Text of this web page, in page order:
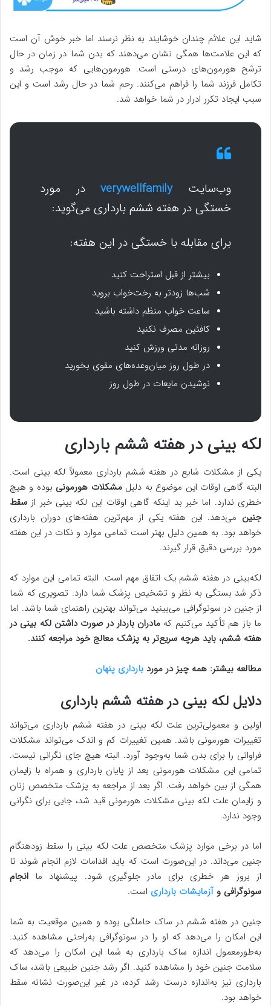
شاید این علائم چندان خوشایند به نظر نرسند اما خبر خوش آن است
که این علامت‌ها همگی نشان می‌دهند که بدن شما در زمان در حال
ترشح هورمون‌های درستی است. هورمون‌هایی که موجب رشد و
تکامل فرزند شما را فراهم می‌کنند. رحم شما در حال رشد است و این
سبب ایجاد تکرر ادرار در شما خواهد شد.
وب‌سایتverywellfamily
در مورد
خستگی در هفته ششم بارداری می‌گوید:
برای مقابله با خستگی در این هفته:
بیشتر از قبل استراحت کنید
شب‌ها زودتر به رخت‌خواب بروید
ساعت خواب منظم داشته باشید
کافئین مصرف نکنید
روزانه مدتی ورزش کنید
در طول روز میان‌‌وعده‌های مقوی بخورید
نوشیدن مایعات در طول روز
لکه بینی در هفته ششم بارداری
یکی از مشکلات شایع در هفته ششم بارداری معمولاً لکه بینی است.
البته گاهی اوقات این موضوع به دلیلمشکلات هورمونی بوده و هیچ
خطری ندارد. اما خبر بد اینکه گاهی اوقات این لکه بینی خبر از سقط
جنین می‌دهد. این هفته یکی از مهم‌ترین هفته‌های دوران بارداری
خواهد بود. به همین دلیل بهتر است تمامی موارد و نکات در این هفته
مورد بررسی دقیق قرار گیرند.
لکه‌بینی در هفته ششم یک اتفاق مهم است. البته تمامی این موارد که
ذکر شد بستگی به نظر و تشخیص پزشک شما دارد. تصویری که شما
از جنین در سونوگرافی می‌بینید می‌تواند بهترین راهنمای شما باشد. اما
ما باز هم تأکید می‌کنیم که مادران باردار در صورت داشتن لکه بینی در
هفته ششم، باید هرچه سریع‌تر به پزشک معالج خود مراجعه کنند.
مطالعه بیشتر: همه چیز در مورد بارداری پنهان
دلایل لکه بینی در هفته ششم بارداری
اولین و معمولی‌ترین علت لکه بینی در هفته ششم بارداری می‌تواند
تغییرات هورمونی باشد. همین تغییرات کم و اندک می‌تواند مشکلات
فراوانی را برای بدن شما به‌وجود آورد. البته هیچ جای نگرانی نیست.
تمامی این مشکلات هورمونی بعد از پایان بارداری و همراه با زایمان
همگی از بین خواهد رفت. اگر بعد از مراجعه به پزشک متخصص زنان
و زایمان علت لکه بینی مشکلات هورمونی قید شد، جایی برای نگرانی
وجود ندارد.
اما در برخی موارد پزشک متخصص علت لکه بینی را سقط زودهنگام
جنین می‌داند. در این‌صورت است که باید اقدامات لازم انجام شوند تا
از بروز هر خطری برای مادر جلوگیری شود. پیشنهاد ما انجام
سونوگرافی و آزمایشات بارداری است.
جنین در هفته ششم در ساک حاملگی بوده و همین موقعیت به شما
این امکان را می‌دهد که او را در سونوگرافی به‌راحتی مشاهده کنید.
به‌طورمعمول اندازه ساک بارداری به شما این امکان را می‌دهد که
سلامت جنین خود را مشاهده کنید. اگر رشد جنین طبیعی باشد، ساک
بارداری نیز به‌اندازه درست رشد کرده، در غیر این‌صورت نشانه سقط
خواهد بود.